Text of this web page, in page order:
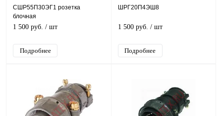
СШР55П30ЭГ1 розетка
блочная
1 500 руб. / шт
Подробнее
ШРГ20П4ЭШ8
1 500 руб. / шт
Подробнее